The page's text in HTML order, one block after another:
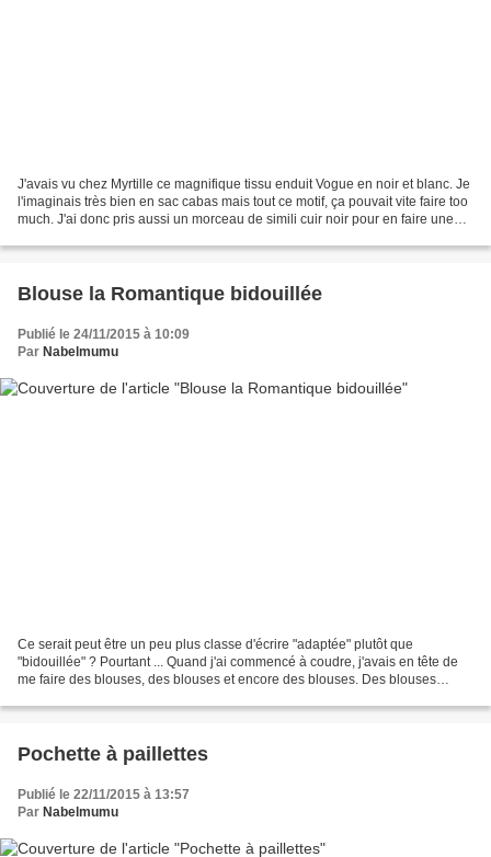
J'avais vu chez Myrtille ce magnifique tissu enduit Vogue en noir et blanc. Je
l'imaginais très bien en sac cabas mais tout ce motif, ça pouvait vite faire too
much. J'ai donc pris aussi un morceau de simili cuir noir pour en faire une
Blouse la Romantique bidouillée
Publié le 24/11/2015 à 10:09
Par Nabelmumu
Ce serait peut être un peu plus classe d'écrire "adaptée" plutôt que
"bidouillée" ? Pourtant ... Quand j'ai commencé à coudre, j'avais en tête de
me faire des blouses, des blouses et encore des blouses. Des blouses
Pochette à paillettes
Publié le 22/11/2015 à 13:57
Par Nabelmumu